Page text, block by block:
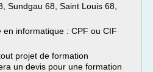
Sundgau 68, Saint Louis 68,
informatique : CPF ou CIF
projet de formation
un devis pour une formation